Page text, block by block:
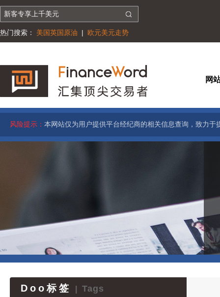
热门搜索： 美国英国原油 | 欧元美元走势
网
风险提示： 本网站仅为用户提供平台经纪商的相关信息查询，致力
Doo标签 Tags